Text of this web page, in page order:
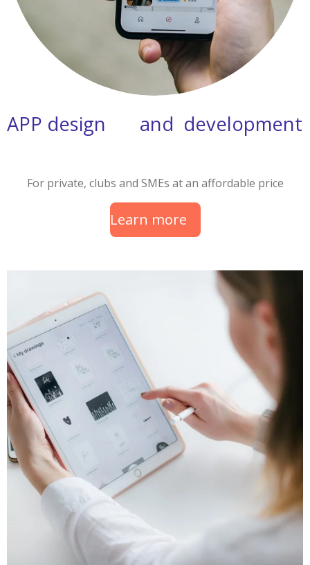
APP design and development
For private, clubs and SMEs at an affordable price
Learn more